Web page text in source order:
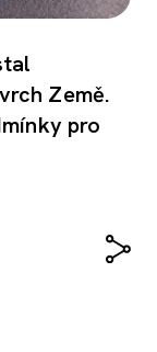
Země.
pro